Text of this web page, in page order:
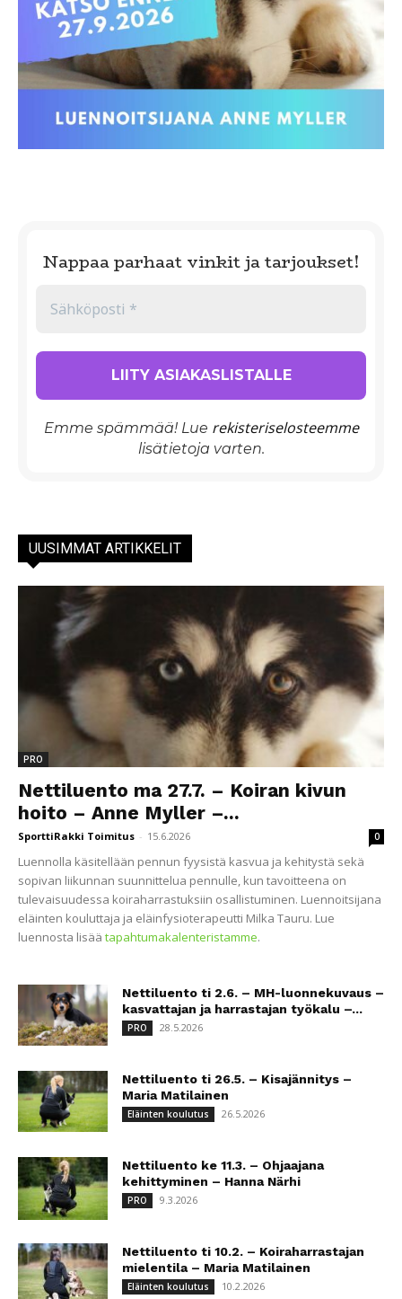
Nappaa parhaat vinkit ja tarjoukset!
Emme spämmää! Lue rekisteriselosteemme
lisätietoja varten.
UUSIMMAT ARTIKKELIT
PRO
Nettiluento ma 27.7. – Koiran kivun
hoito – Anne Myller –...
SporttiRakki Toimitus - 15.6.2026 0
Luennolla käsitellään pennun fyysistä kasvua ja kehitystä sekä
sopivan liikunnan suunnittelua pennulle, kun tavoitteena on
tulevaisuudessa koiraharrastuksiin osallistuminen. Luennoitsijana
eläinten kouluttaja ja eläinfysioterapeutti Milka Tauru. Lue
luennosta lisää tapahtumakalenteristamme.
Nettiluento ti 2.6. – MH-luonnekuvaus –
kasvattajan ja harrastajan työkalu –...
PRO 28.5.2026
Nettiluento ti 26.5. – Kisajännitys –
Maria Matilainen
Eläinten koulutus 26.5.2026
Nettiluento ke 11.3. – Ohjaajana
kehittyminen – Hanna Närhi
PRO 9.3.2026
Nettiluento ti 10.2. – Koiraharrastajan
mielentila – Maria Matilainen
Eläinten koulutus 10.2.2026